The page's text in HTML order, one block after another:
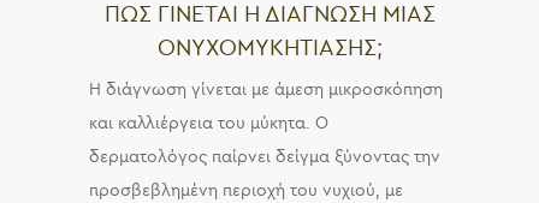
ΠΩΣ ΓΙΝΕΤΑΙ Η ΔΙΑΓΝΩΣΗ ΜΙΑΣ
ΟΝΥΧΟΜΥΚΗΤΙΑΣΗΣ;
Η διάγνωση γίνεται με άμεση μικροσκόπηση
και καλλιέργεια του μύκητα. Ο
δερματολόγος παίρνει δείγμα ξύνοντας την
προσβεβλημένη περιοχή του νυχιού, με